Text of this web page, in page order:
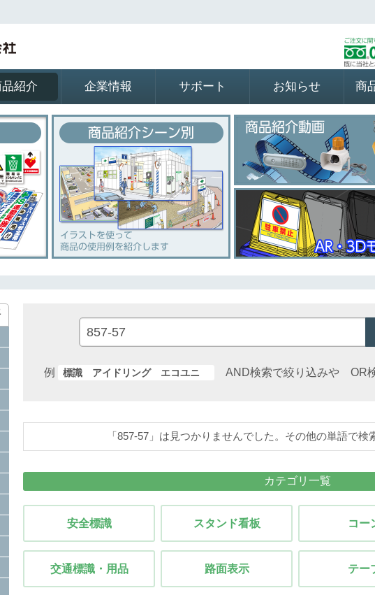
紹介 企業情報 サポート お知らせ 商
例 標識 アイドリング エコユニ AND検索で絞り込みや OR
「857-57」は見つかりませんでした。その他の単語で
カテゴリ一覧
安全標識 スタンド看板 コー
交通標識・用品 路面表示 テー